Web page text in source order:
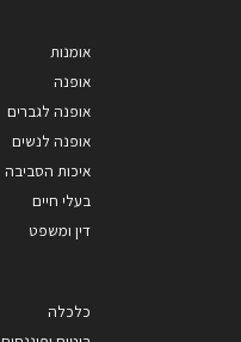
אומנות
אופנה
אופנה לגברים
אופנה לנשים
איכות הסביבה
בעלי חיים
דין ומשפט
כלכלה